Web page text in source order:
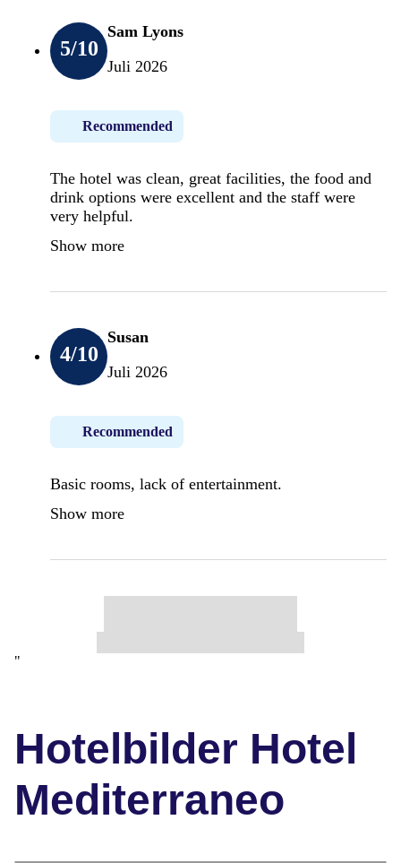
5/10
Sam Lyons
Juli 2026
Recommended
The hotel was clean, great facilities, the food and
drink options were excellent and the staff were
very helpful.
Show more
4/10
Susan
Juli 2026
Recommended
Basic rooms, lack of entertainment.
Show more
"
Hotelbilder Hotel
Mediterraneo